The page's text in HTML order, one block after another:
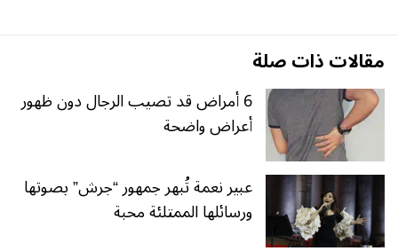
مقالات ذات صلة
6 أمراض قد تصيب الرجال دون ظهور
أعراض واضحة
عبير نعمة تُبهر جمهور “جرش” بصوتها
ورسائلها الممتلئة محبة